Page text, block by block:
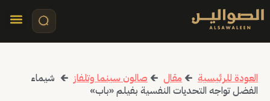
العودة للرئيسية 🡰 مقال 🡰 صالون سينما وتلفاز 🡰 شيماء
الفضل تواجه التحديات النفسية بفيلم «باب»